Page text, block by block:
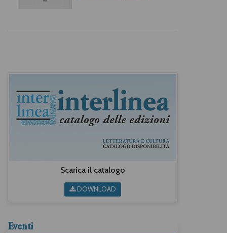
Scarica il catalogo
DOWNLOAD
Eventi